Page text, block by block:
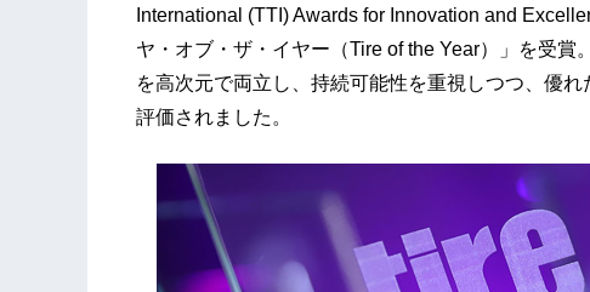
International (TTI) Awards for Innovation and
ヤ・オブ・ザ・イヤー（Tire of the Year）」を受
を高次元で両立し、持続可能性を重視しつつ、優
評価されました。